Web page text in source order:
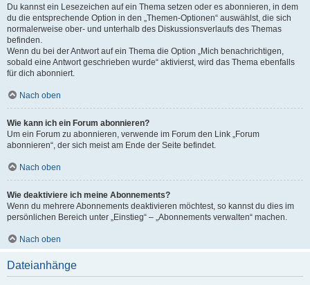
Du kannst ein Lesezeichen auf ein Thema setzen oder es abonnieren, in dem
du die entsprechende Option in den „Themen-Optionen“ auswählst, die sich
normalerweise ober- und unterhalb des Diskussionsverlaufs des Themas
befinden.
Wenn du bei der Antwort auf ein Thema die Option „Mich benachrichtigen,
sobald eine Antwort geschrieben wurde“ aktivierst, wird das Thema ebenfalls
für dich abonniert.
Nach oben
Wie kann ich ein Forum abonnieren?
Um ein Forum zu abonnieren, verwende im Forum den Link „Forum
abonnieren“, der sich meist am Ende der Seite befindet.
Nach oben
Wie deaktiviere ich meine Abonnements?
Wenn du mehrere Abonnements deaktivieren möchtest, so kannst du dies im
persönlichen Bereich unter „Einstieg“ – „Abonnements verwalten“ machen.
Nach oben
Dateianhänge